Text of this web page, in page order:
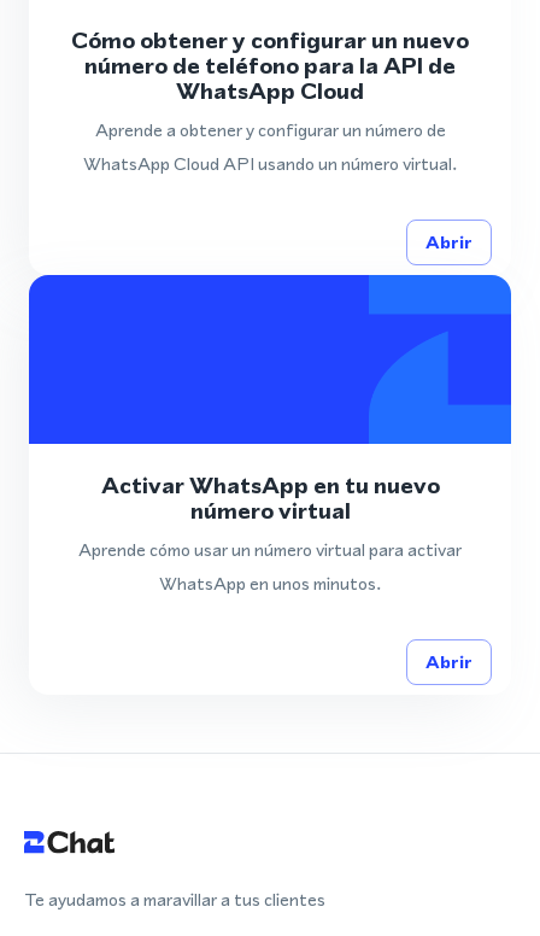
Cómo obtener y configurar un nuevo
número de teléfono para la API de
WhatsApp Cloud
Aprende a obtener y configurar un número de
WhatsApp Cloud API usando un número virtual.
Abrir
Activar WhatsApp en tu nuevo
número virtual
Aprende cómo usar un número virtual para activar
WhatsApp en unos minutos.
Abrir
Te ayudamos a maravillar a tus clientes